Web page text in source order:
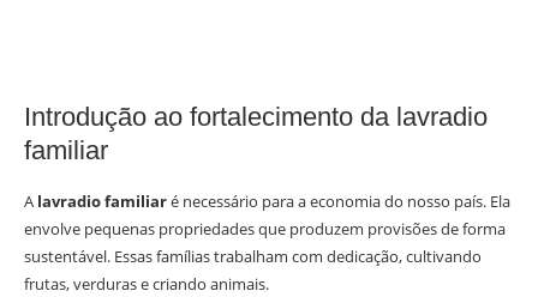
Introdução ao fortalecimento da lavradio
familiar
A lavradio familiaré necessário para a economia do nosso país. Ela
envolve pequenas propriedades que produzem provisões de forma
sustentável. Essas famílias trabalham com dedicação, cultivando
frutas, verduras e criando animais.